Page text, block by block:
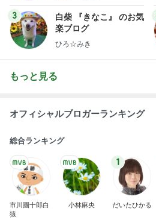
3
白柴 『きなこ』 のお気
楽ブログ
ひろ☆みき
もっと見る
オフィシャルブロガーランキング
総合ランキング
市川團十郎白
猿
小林麻央
1
だいたひかる